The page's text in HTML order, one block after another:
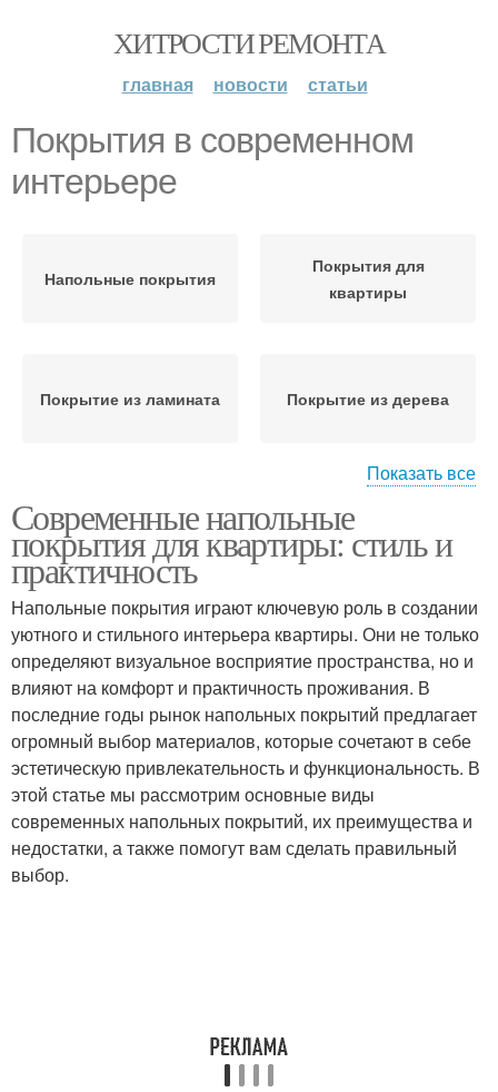
ХИТРОСТИ РЕМОНТА
главная новости статьи
Покрытия в современном
интерьере
Напольные покрытия
Покрытия для
квартиры
Покрытие из ламината Покрытие из дерева
Напольное покрытие
покрытий
Показать все
Современные напольные
покрытия для квартиры: стиль и
практичность
Напольные покрытия играют ключевую роль в создании
уютного и стильного интерьера квартиры. Они не только
определяют визуальное восприятие пространства, но и
влияют на комфорт и практичность проживания. В
последние годы рынок напольных покрытий предлагает
огромный выбор материалов, которые сочетают в себе
эстетическую привлекательность и функциональность. В
этой статье мы рассмотрим основные виды
современных напольных покрытий, их преимущества и
недостатки, а также помогут вам сделать правильный
выбор.